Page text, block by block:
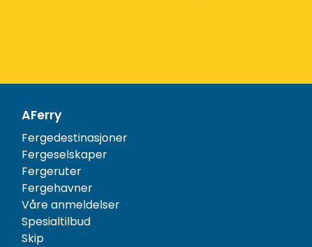
AFerry
Fergedestinasjoner
Fergeselskaper
Fergeruter
Fergehavner
Våre anmeldelser
Spesialtilbud
Skip